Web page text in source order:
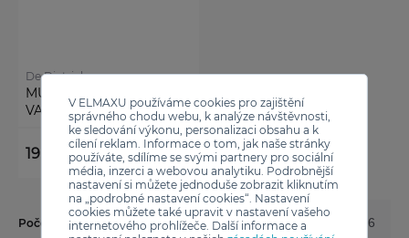
V ELMAXU používáme cookies pro zajištění
správného chodu webu, k analýze návštěvnosti,
ke sledování výkonu, personalizaci obsahu a k
cílení reklam. Informace o tom, jak naše stránky
používáte, sdílíme se svými partnery pro sociální
média, inzerci a webovou analytiku. Podrobnější
nastavení si můžete jednoduše zobrazit kliknutím
na „podrobné nastavení cookies“. Nastavení
cookies můžete také upravit v nastavení vašeho
internetového prohlížeče. Další informace a
De Dietrich
MULTIFUNKČNÍ
VAKUOVACÍ ZÁSUVKA
SOUS VIDE DWD4820B
19 990 Kč
Počet výsledků na stránku: 12 36